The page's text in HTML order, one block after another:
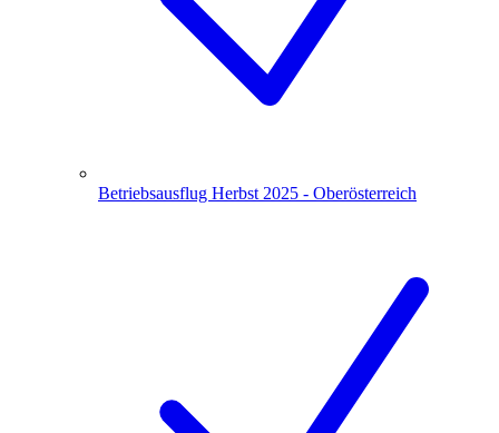
Betriebsausflug Herbst 2025 - Oberösterreich